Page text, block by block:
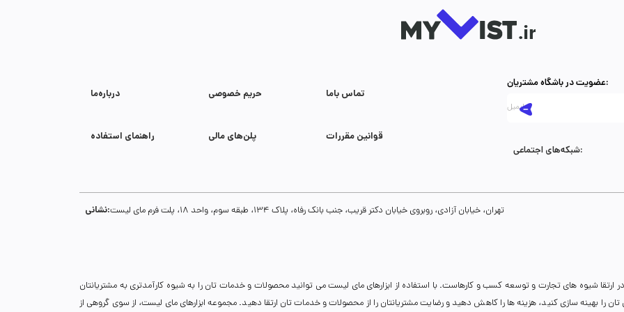
درباره‌ما حریم خصوصی تماس با‌ما
راهنمای استفاده پلن‌های مالی قوانین مقررات
عضویت در باشگاه مشتریان:
شبکه‌های اجتماعی:
نشانی: تهران، خیابان آزادی، روبروی خیابان دکتر قریب، جنب بانک رفاه، پلاک 134، طبقه سوم، واحد 18، پلت فرم مای لیست
ارتقا شیوه های تجارت و توسعه کسب و کارهاست. با استفاده از ابزارهای مای لیست می توانید محصولات و خدمات تان را به شیوه کارآمدتری به مشتریانتان
تان را بهینه سازی کنید، هزینه ها را کاهش دهید و رضایت مشتریانتان را از محصولات و خدمات تان ارتقا دهید. مجموعه ابزارهای مای لیست، از سوی گروهی از